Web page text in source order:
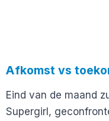
Afkomst vs
Eind van de maand
Supergirl,